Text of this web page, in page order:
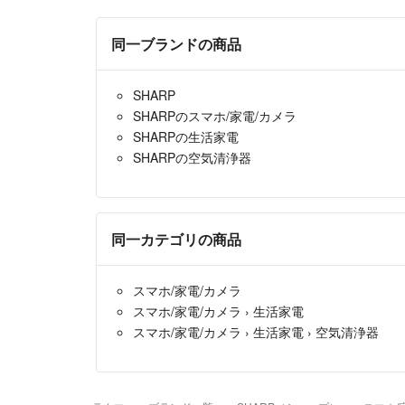
同一ブランドの商品
SHARP
SHARPのスマホ/家電/カメラ
SHARPの生活家電
SHARPの空気清浄器
同一カテゴリの商品
スマホ/家電/カメラ
スマホ/家電/カメラ › 生活家電
スマホ/家電/カメラ › 生活家電 › 空気清浄器